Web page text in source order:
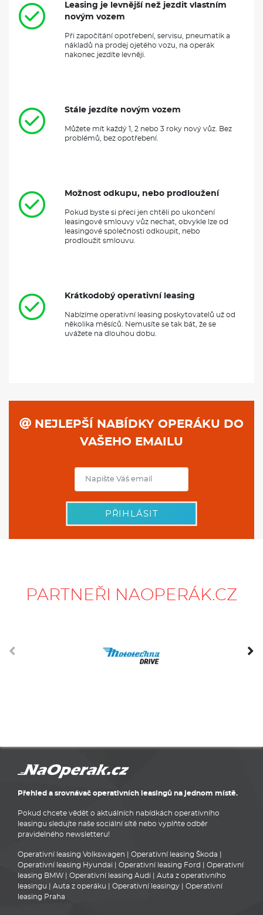
Leasing je levnější než jezdit vlastním
novým vozem
Při započítání opotřebení, servisu, pneumatik a
nákladů na prodej ojetého vozu, na operák
nakonec jezdíte levněji.
Stále jezdíte novým vozem
Můžete mít každý 1, 2 nebo 3 roky nový vůz. Bez
problémů, bez opotřebení.
Možnost odkupu, nebo prodloužení
Pokud byste si přeci jen chtěli po ukončení
leasingové smlouvy vůz nechat, obvykle lze od
leasingové společnosti odkoupit, nebo
prodloužit smlouvu.
Krátkodobý operativní leasing
Nabízíme operativní leasing poskytovatelů už od
několika měsíců. Nemusíte se tak bát, že se
uvážete na dlouhou dobu.
NEJLEPŠÍ NABÍDKY OPERÁKU DO
VAŠEHO EMAILU
PŘIHLÁSIT
PARTNEŘI NAOPERÁK.CZ
Přehled a srovnávač operativních leasingů na jednom místě.
Pokud chcete vědět o aktuálních nabídkách operativního
leasingu sledujte naše sociální sítě nebo vyplňte odběr
pravidelného newsletteru!
Operativní leasing Volkswagen Operativní leasing Škoda
Operativní leasing Hyundai
Operativní leasing Ford
Operativní
leasing BMW
Operativní leasing Audi
Auta z operativního
leasingu
Auta z operáku Operativní leasingy
Operativní
leasing Praha